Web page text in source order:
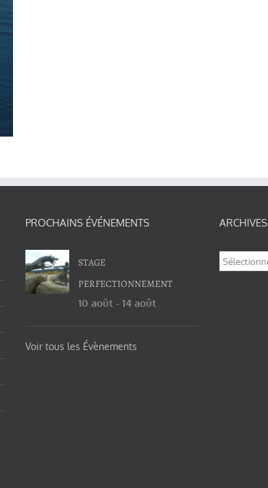
PROCHAINS ÉVÉNEMENTS
STAGE
PERFECTIONNEMENT
10 août - 14 août
Voir tous les Évènements
ARCHIVES
Archives